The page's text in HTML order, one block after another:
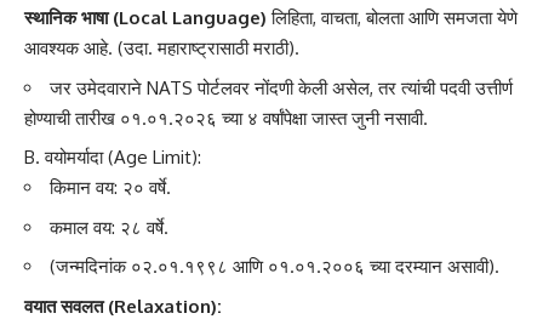
स्थानिक भाषा (Local Language) लिहिता, वाचता, बोलता आणि समजता येणे
आवश्यक आहे. (उदा. महाराष्ट्रासाठी मराठी).
जर उमेदवाराने NATS पोर्टलवर नोंदणी केली असेल, तर त्यांची पदवी उत्तीर्ण
होण्याची तारीख ०१.०१.२०२६ च्या ४ वर्षांपेक्षा जास्त जुनी नसावी.
B. वयोमर्यादा (Age Limit):
किमान वय: २० वर्षे.
कमाल वय: २८ वर्षे.
(जन्मदिनांक ०२.०१.१९९८ आणि ०१.०१.२००६ च्या दरम्यान असावी).
वयात सवलत (Relaxation):